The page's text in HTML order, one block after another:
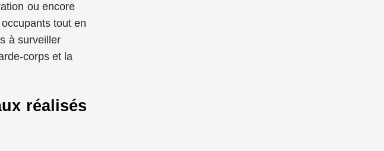
ou encore
tout en
à surveiller
corps et la
réalisés